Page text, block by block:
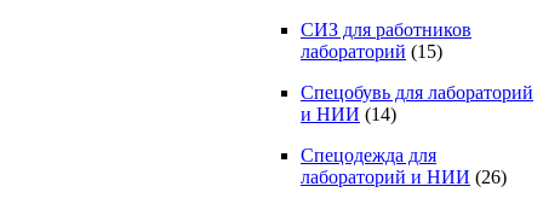
СИЗ для работников
лабораторий (15)
Спецобувь для лабораторий
и НИИ (14)
Спецодежда для
лабораторий и НИИ (26)